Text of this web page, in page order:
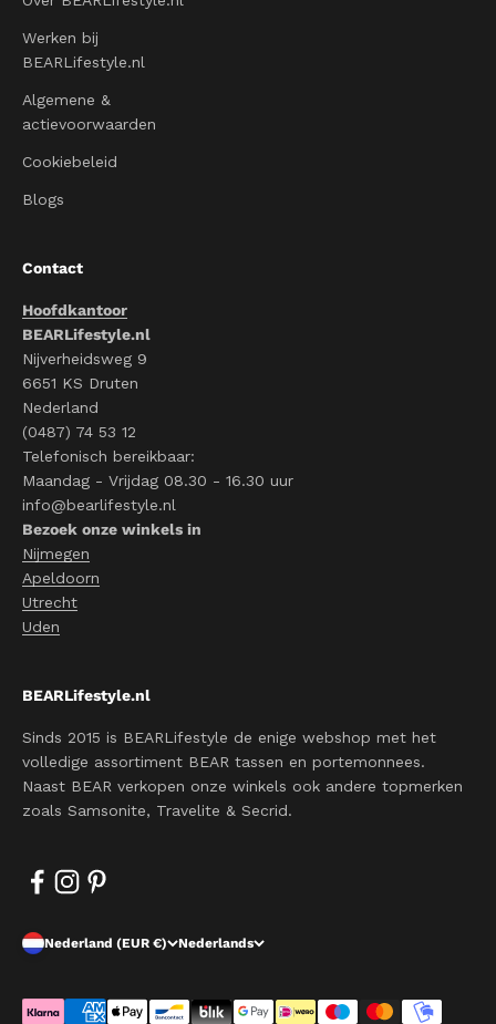
Werken bij
BEARLifestyle.nl
Algemene &
actievoorwaarden
Cookiebeleid
Blogs
Contact
Hoofdkantoor
BEARLifestyle.nl
Nijverheidsweg 9
6651 KS Druten
Nederland
(0487) 74 53 12
Telefonisch bereikbaar:
Maandag - Vrijdag 08.30 - 16.30 uur
info@bearlifestyle.nl
Bezoek onze winkels in
Nijmegen
Apeldoorn
Utrecht
Uden
BEARLifestyle.nl
Sinds 2015 is BEARLifestyle de enige webshop met het
volledige assortiment BEAR tassen en portemonnees.
Naast BEAR verkopen onze winkels ook andere topmerken
zoals Samsonite, Travelite & Secrid.
Nederland (EUR €) Nederlands